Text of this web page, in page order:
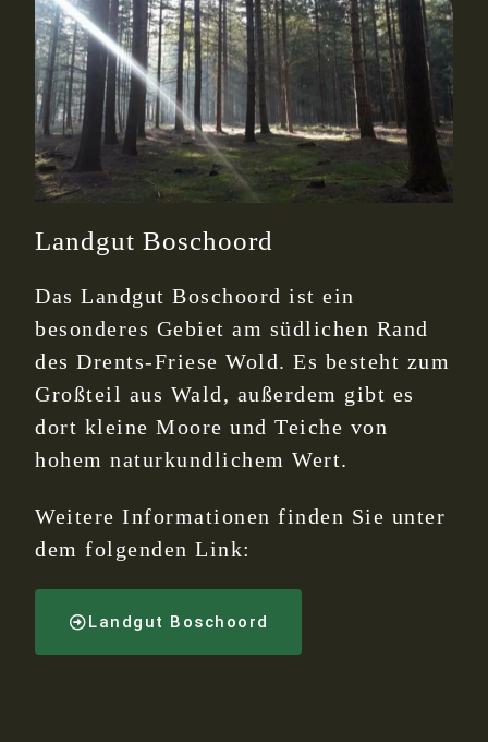
Landgut Boschoord
Das Landgut Boschoord ist ein
besonderes Gebiet am südlichen Rand
des Drents-Friese Wold. Es besteht zum
Großteil aus Wald, außerdem gibt es
dort kleine Moore und Teiche von
hohem naturkundlichem Wert.
Weitere Informationen finden Sie unter
dem folgenden Link:
Landgut Boschoord